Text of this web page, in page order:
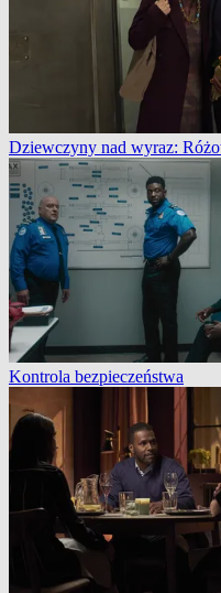
Dziewczyny nad wyraz:
Kontrola bezpieczeństwa